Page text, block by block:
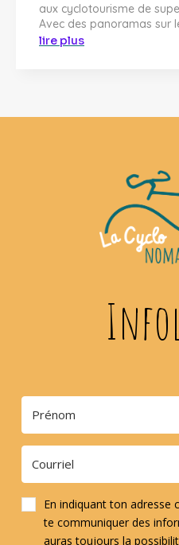
aux cyclotourisme de
Avec des panoramas sur
lire plus
En indiquant ton adresse
te communiquer des
auras toujours la